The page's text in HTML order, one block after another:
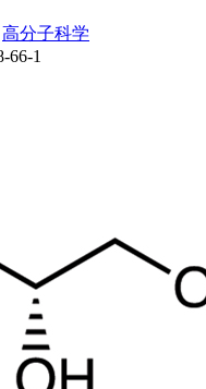
高分子科学
66-1